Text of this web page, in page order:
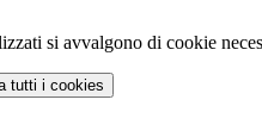
si avvalgono di cookie
tutti i cookies